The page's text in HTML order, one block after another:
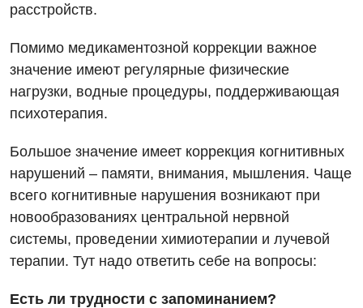
Для взрослых
Акушерство и гинекология
Андрология
Бесплатные услуги
Вакцинация
Гастроэнтерология
Гематология
Офтальмологическое отделение
Педиатрическое отделение
Скорая медицинская помощь
Терапевтическое отделение
Урологическое отделение
Хирургическое отделение
Эндоскопическое отделение
Русский
расстройств.
Помимо медикаментозной коррекции важное
значение имеют регулярные физические
нагрузки, водные процедуры, поддерживающая
психотерапия.
Большое значение имеет коррекция когнитивных
нарушений – памяти, внимания, мышления. Чаще
всего когнитивные нарушения возникают при
новообразованиях центральной нервной
системы, проведении химиотерапии и лучевой
терапии. Тут надо ответить себе на вопросы:
Есть ли трудности с запоминанием?